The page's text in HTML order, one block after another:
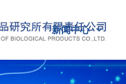
新闻中心